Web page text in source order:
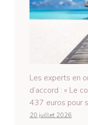
Les experts en
d’accord : « Le
437 euros pour
20 juillet 2026